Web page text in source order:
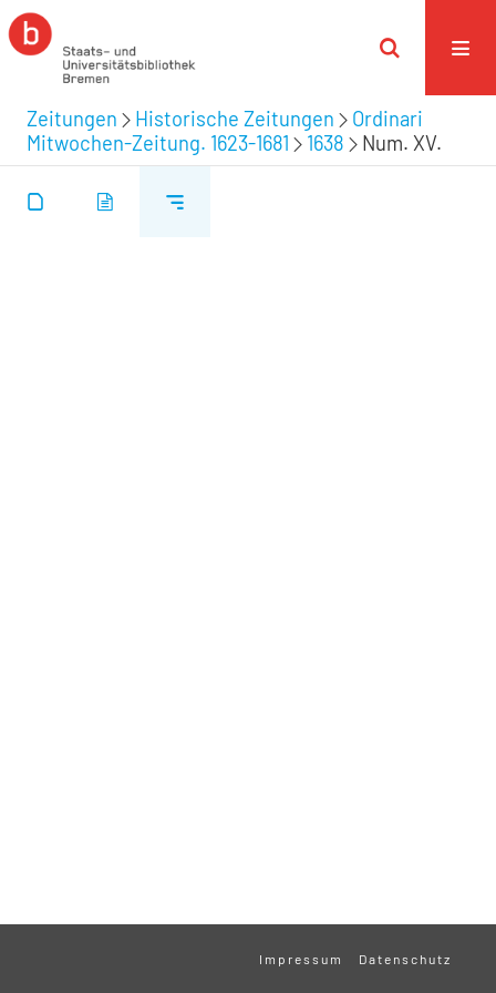
Zeitungen Historische Zeitungen
Ordinari
Mitwochen-Zeitung. 1623-1681
1638 Num. XV.
Impressum Datenschutz